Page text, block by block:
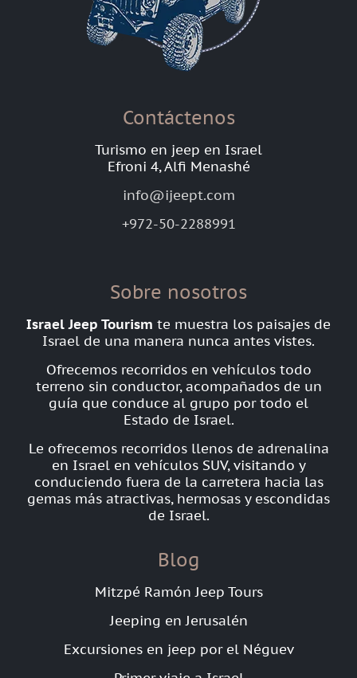
Contáctenos
Turismo en jeep en Israel
Efroni 4, Alfi Menashé
info@ijeept.com
+972-50-2288991
Sobre nosotros
Israel Jeep Tourism te muestra los paisajes de
Israel de una manera nunca antes vistes.
Ofrecemos recorridos en vehículos todo
terreno sin conductor, acompañados de un
guía que conduce al grupo por todo el
Estado de Israel.
Le ofrecemos recorridos llenos de adrenalina
en Israel en vehículos SUV, visitando y
conduciendo fuera de la carretera hacia las
gemas más atractivas, hermosas y escondidas
de Israel.
Blog
Mitzpé Ramón Jeep Tours
Jeeping en Jerusalén
Excursiones en jeep por el Néguev